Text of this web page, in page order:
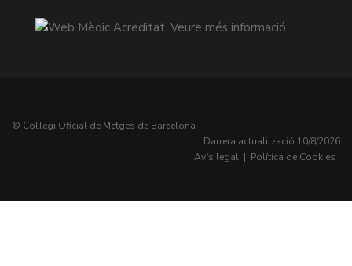
© Col·legi Oficial de Metges de Barcelona
Darrera actualització:10/8/2026
Avís legal | Política de Cookies